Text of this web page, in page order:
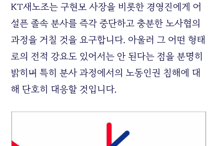
KT새노조는 구현모 사장을 비롯한 경영진에게 어
설픈 졸속 분사를 즉각 중단하고 충분한 노사협의
과정을 거칠 것을 요구합니다. 아울러 그 어떤 형태
로의 전적 강요도 있어서는 안 된다는 점을 분명히
밝히며 특히 분사 과정에서의 노동인권 침해에 대
해 단호히 대응할 것입니다.